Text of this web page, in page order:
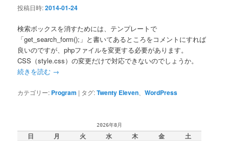
投稿日時:2014-01-24
検索ボックスを消すためには、テンプレートで
「get_search_form();」と書いてあるところをコメントにすれば
良いのですが、phpファイルを変更する必要があります。
CSS（style.css）の変更だけで対応できないのでしょうか。
続きを読む →
カテゴリー: Program | タグ:Twenty Eleven 、WordPress
2026年8月
日 月 火 水 木 金 土